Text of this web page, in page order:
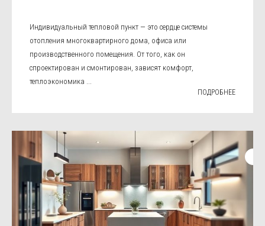
Индивидуальный тепловой пункт — это сердце системы
отопления многоквартирного дома, офиса или
производственного помещения. От того, как он
спроектирован и смонтирован, зависят комфорт,
теплоэкономика ...
ПОДРОБНЕЕ